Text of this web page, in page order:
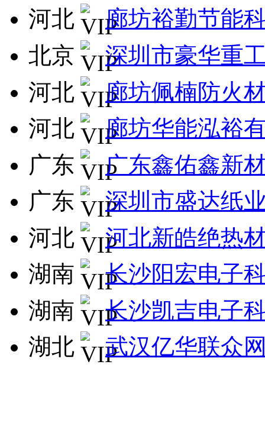
河北
廊坊裕勤节能
北京
深圳市豪华重
河北
廊坊佩楠防火
河北
廊坊华能泓裕
广东
广东鑫佑鑫新
广东
深圳市盛达纸
河北
河北新皓绝热
湖南
长沙阳宏电子
湖南
长沙凯吉电子
湖北
武汉亿华联众